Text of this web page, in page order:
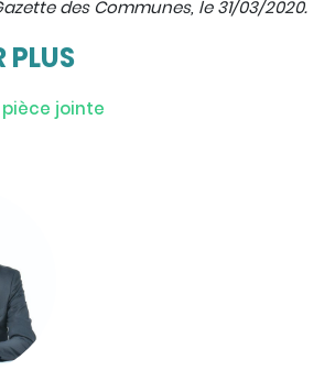
des Communes, le 31/03/2020.
PLUS
jointe